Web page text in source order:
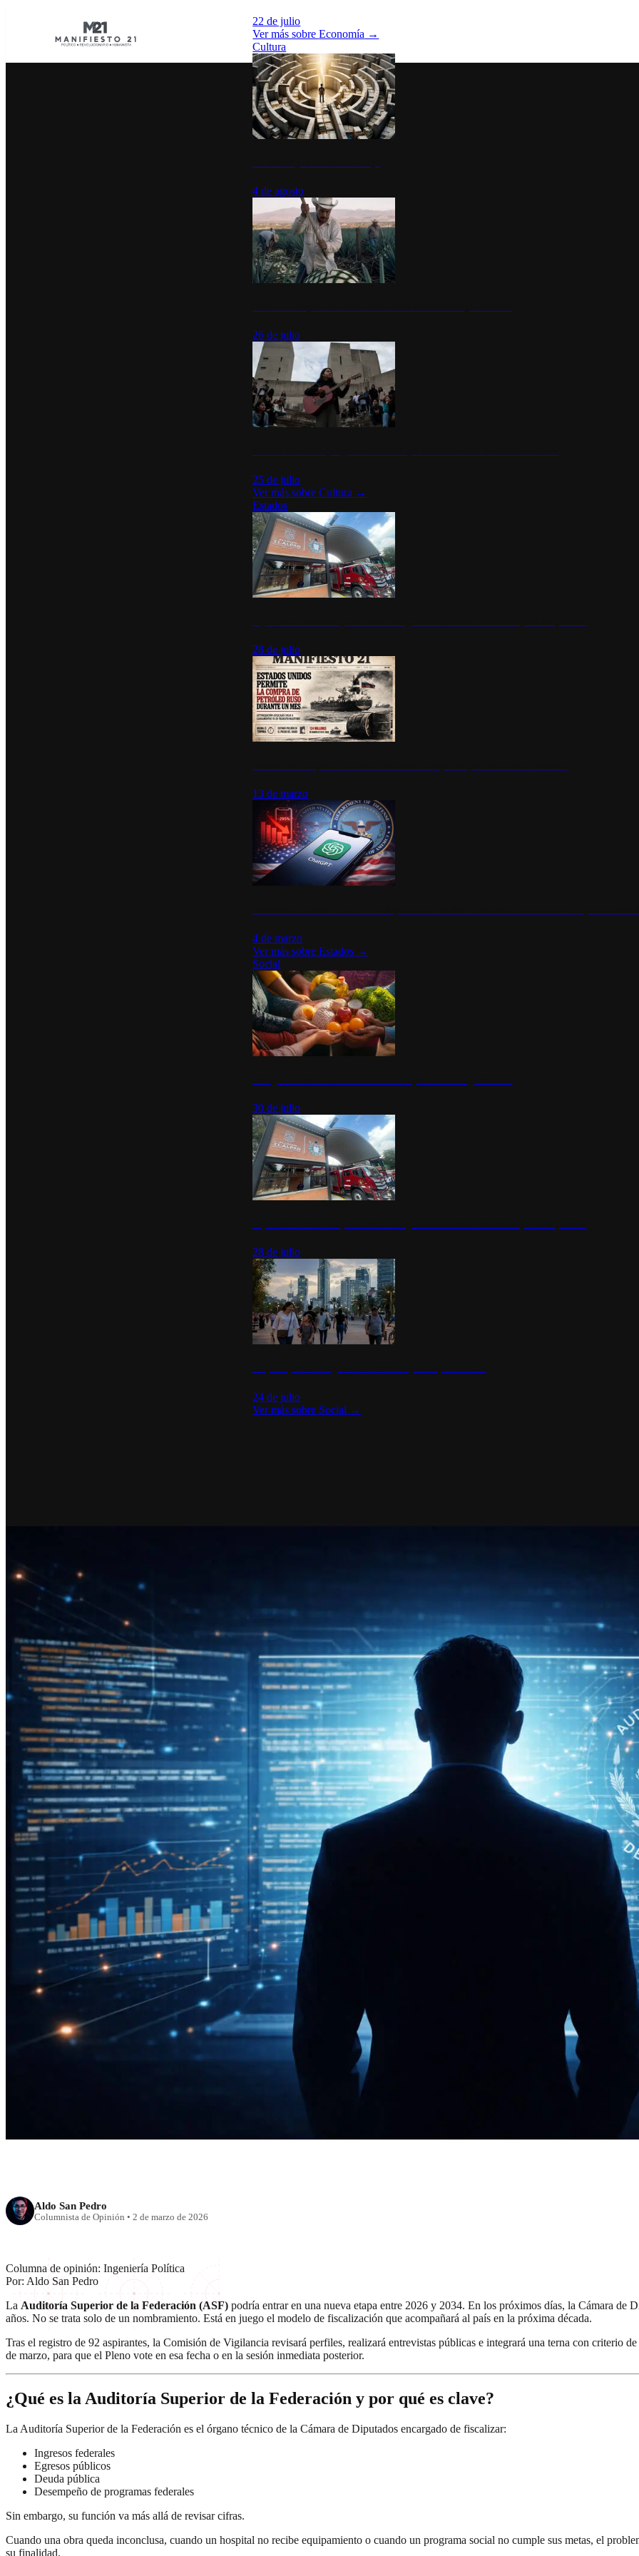
22 de julio
Ver más sobreEconomía →
Cultura
4 de agosto
26 de julio
25 de julio
Ver más sobreCultura →
Estados
28 de julio
13 de marzo
4 de marzo
Ver más sobreEstados →
Social
30 de julio
28 de julio
24 de julio
Ver más sobre Social →
RECIENTE
Inteligente, preventiva y social: la
ASF que puede redefinir la próxima
década
Aldo San Pedro
Columnista de Opinión • 2 de marzo de 2026
Columna de opinión: Ingeniería Política
Por: Aldo San Pedro
La Auditoría Superior de la Federación (ASF) podría entrar en una nueva etapa entre 2026 y 2034. En los próximos días, la Cámara de
años. No se trata solo de un nombramiento. Está en juego el modelo de fiscalización que acompañará al país en la próxima década.
Tras el registro de 92 aspirantes, la Comisión de Vigilancia revisará perfiles, realizará entrevistas públicas e integrará una terna con criterio
de marzo, para que el Pleno vote en esa fecha o en la sesión inmediata posterior.
¿Qué es la Auditoría Superior de la Federación y por qué es clave?
La Auditoría Superior de la Federación es el órgano técnico de la Cámara de Diputados encargado de fiscalizar:
Ingresos federales
Egresos públicos
Deuda pública
Desempeño de programas federales
Sin embargo, su función va más allá de revisar cifras.
Cuando una obra queda inconclusa, cuando un hospital no recibe equipamiento o cuando un programa social no cumple sus metas, el
su finalidad.